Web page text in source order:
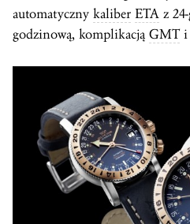
automatyczny kaliber ETA z
godzinową, komplikacją GMTi